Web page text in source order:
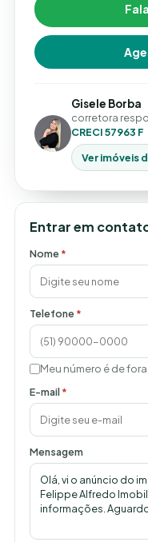
Gisele Borba
corretora
CRECI 57963 F
Ver imóveis
Entrar em
Nome*
Telefone*
Meu número é de
E-mail*
Mensagem